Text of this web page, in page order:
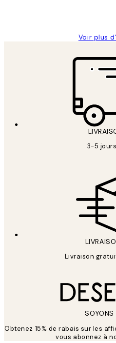
Voir plus
3-5
Livraison
SOYONS
Obtenez 15% de rabais sur les
vous abonnez à